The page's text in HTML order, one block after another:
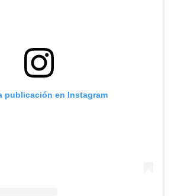
publicación en Instagram